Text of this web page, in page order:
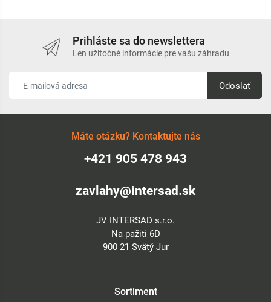
Prihláste sa do newslettera
Len užitočné informácie pre vašu záhradu
Odoslať
Máte otázku? Kontaktujte nás
+421 905 478 943
zavlahy@intersad.sk
JV INTERSAD s.r.o.
Na pažiti 6D
900 21 Svätý Jur
Sortiment